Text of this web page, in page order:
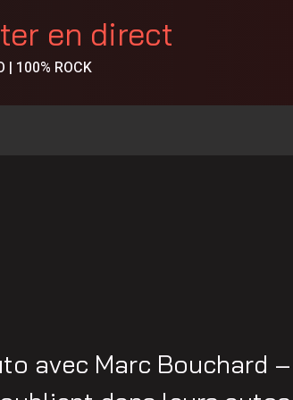
en direct
| 100% ROCK
nautique de
avec Marc Bouchard